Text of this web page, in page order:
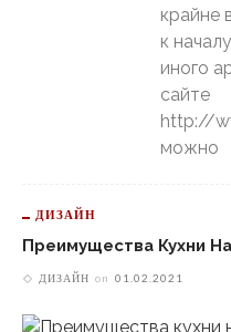
крайне
к
иного
сайте
http://
можно
ДИЗАЙН
Преимущества Кухни
ДИЗАЙН on 01.02.2021